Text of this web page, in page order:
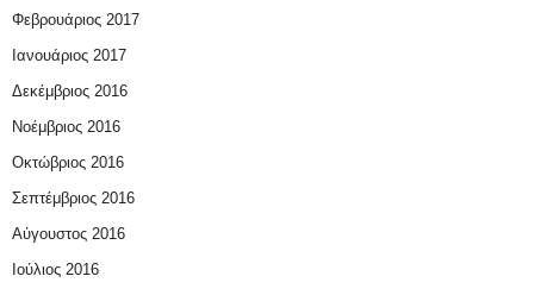
Φεβρουάριος 2017
Ιανουάριος 2017
Δεκέμβριος 2016
Νοέμβριος 2016
Οκτώβριος 2016
Σεπτέμβριος 2016
Αύγουστος 2016
Ιούλιος 2016